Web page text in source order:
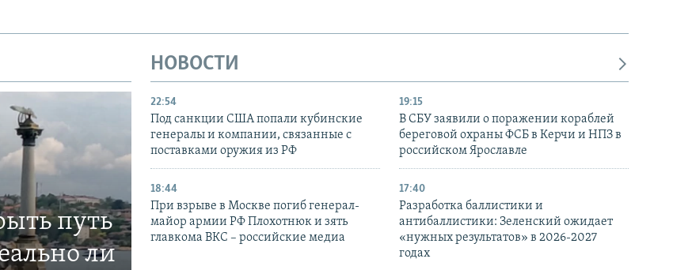
путь
ли
НОВОСТИ
22:54
Под санкции США попали кубинские
генералы и компании, связанные с
поставками оружия из РФ
19:15
В СБУ заявили о поражении кораблей
береговой охраны ФСБ в Керчи и НПЗ в
российском Ярославле
18:44
При взрыве в Москве погиб генерал-
майор армии РФ Плохотнюк и зять
главкома ВКС – российские медиа
17:40
Разработка баллистики и
антибаллистики: Зеленский ожидает
«нужных результатов» в 2026-2027
годах